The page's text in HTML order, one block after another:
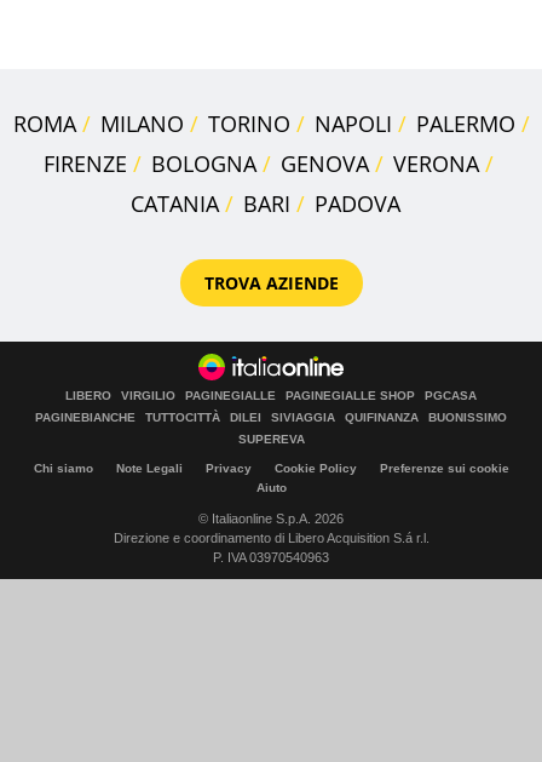
ROMA MILANO TORINO NAPOLI
PALERMO
FIRENZE
BOLOGNA GENOVA
VERONA
CATANIA
BARI PADOVA
TROVA AZIENDE
LIBERO VIRGILIO PAGINEGIALLE PAGINEGIALLE SHOP
PGCASA
PAGINEBIANCHE
TUTTOCITTÀ DILEI SIVIAGGIA QUIFINANZA
BUONISSIMO
SUPEREVA
Chi siamo Note Legali Privacy Cookie Policy
Preferenze sui cookie
Aiuto
© Italiaonline S.p.A. 2026
Direzione e coordinamento di Libero Acquisition S.á r.l.
P. IVA 03970540963